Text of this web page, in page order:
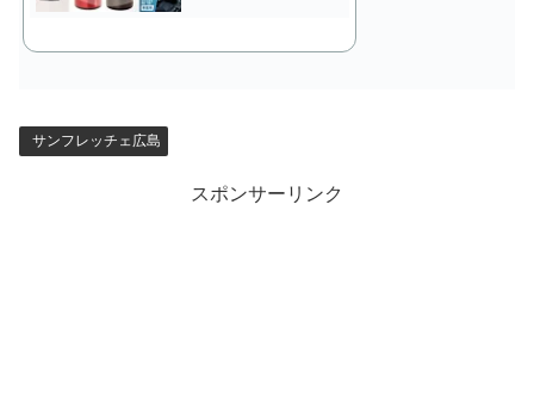
サンフレッチェ広島
スポンサーリンク